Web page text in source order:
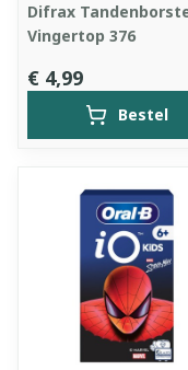
Difrax
Vingertop 376
€ 4,99
Bestel